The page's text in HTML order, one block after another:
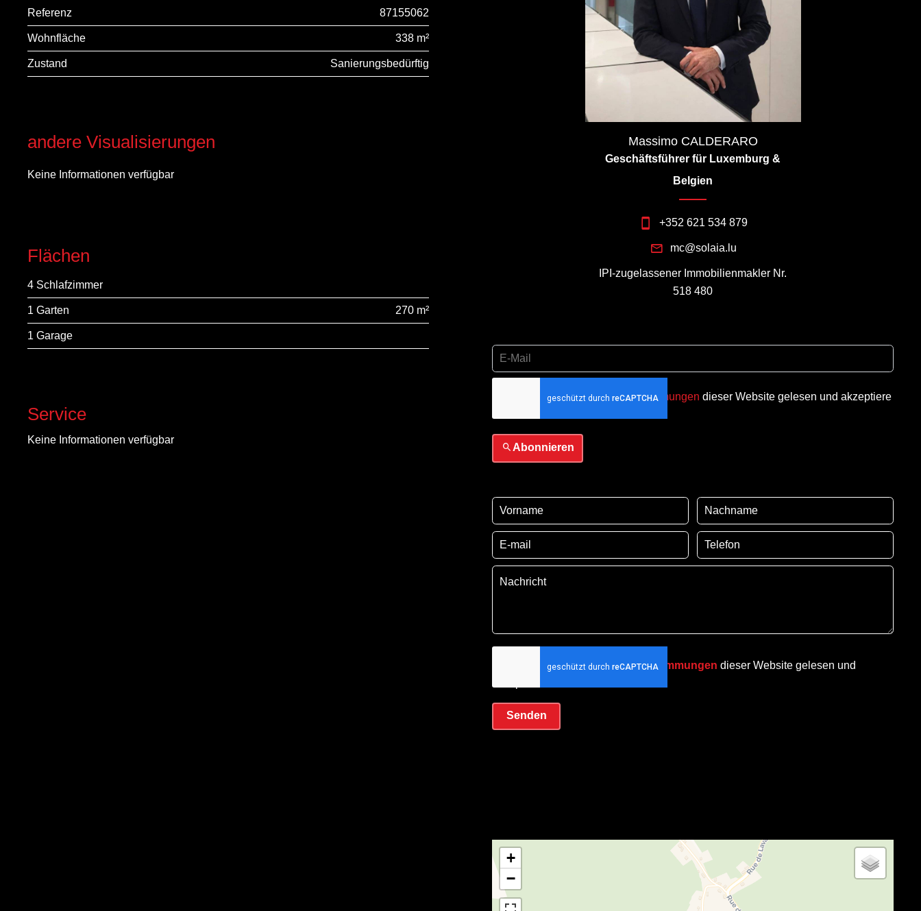
Referenz 87155062
Wohnfläche 338 m²
Zustand Sanierungsbedürftig
andere Visualisierungen
Keine Informationen verfügbar
Flächen
4 Schlafzimmer
1 Garten 270 m²
1 Garage
Service
Keine Informationen verfügbar
Massimo CALDERARO
Geschäftsführer für Luxemburg &
Belgien
+352 621 534 879
mc@solaia.lu
IPI-zugelassener Immobilienmakler Nr.
518 480
Ich habe dieDatenschutzbestimmungen dieser Website gelesen und akzeptiere
Abonnieren
Ich habe dieDatenschutzbestimmungen dieser Website gelesen und
Senden
+
−